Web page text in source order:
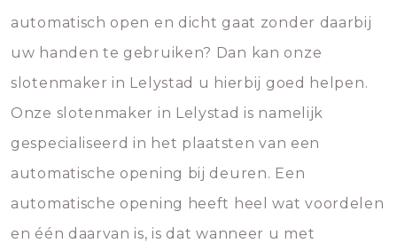
automatisch open en dicht gaat zonder daarbij
uw handen te gebruiken? Dan kan onze
slotenmaker in Lelystad u hierbij goed helpen.
Onze slotenmaker in Lelystad is namelijk
gespecialiseerd in het plaatsten van een
automatische opening bij deuren. Een
automatische opening heeft heel wat voordelen
en één daarvan is, is dat wanneer u met